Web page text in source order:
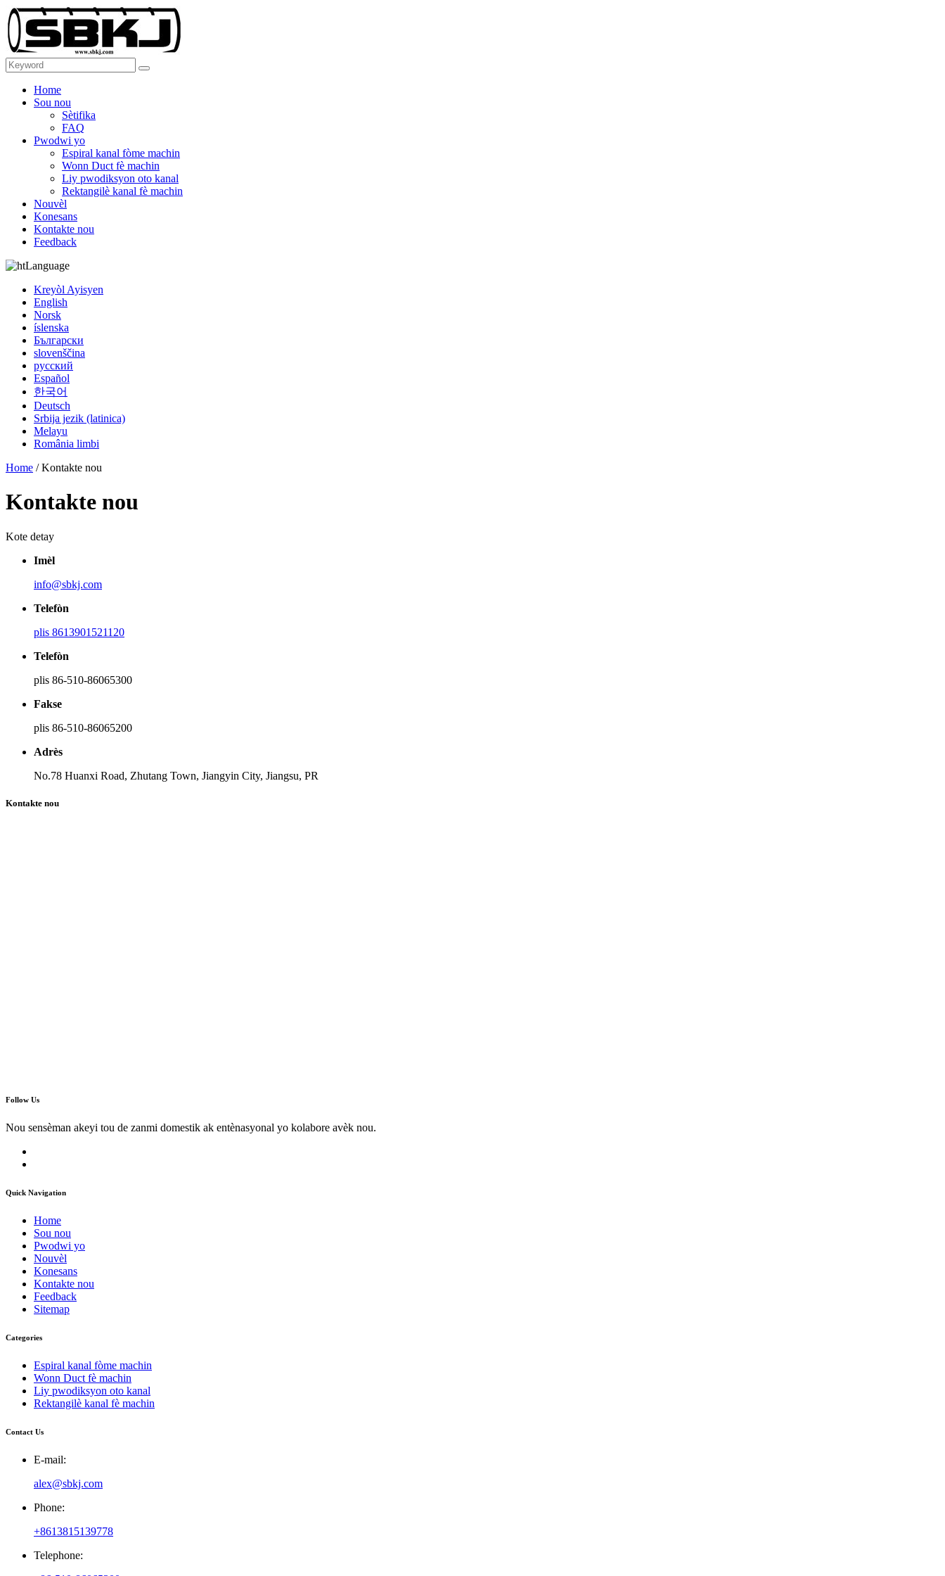
Home
Sou nou
Sètifika
FAQ
Pwodwi yo
Espiral kanal fòme machin
Wonn Duct fè machin
Liy pwodiksyon oto kanal
Rektangilè kanal fè machin
Nouvèl
Konesans
Kontakte nou
Feedback
Language
Kreyòl Ayisyen
English
Norsk
íslenska
Български
slovenščina
русский
Español
한국어
Deutsch
Srbija jezik (latinica)
Melayu
România limbi
Home / Kontakte nou
Kontakte nou
Kote detay
Imèl
info@sbkj.com
Telefòn
plis 8613901521120
Telefòn
plis 86-510-86065300
Fakse
plis 86-510-86065200
Adrès
No.78 Huanxi Road, Zhutang Town, Jiangyin City, Jiangsu, PR
Kontakte nou
Follow Us
Nou sensèman akeyi tou de zanmi domestik ak entènasyonal yo kolabore avèk nou.
Quick Navigation
Home
Sou nou
Pwodwi yo
Nouvèl
Konesans
Kontakte nou
Feedback
Sitemap
Categories
Espiral kanal fòme machin
Wonn Duct fè machin
Liy pwodiksyon oto kanal
Rektangilè kanal fè machin
Contact Us
E-mail:
alex@sbkj.com
Phone:
+8613815139778
Telephone: